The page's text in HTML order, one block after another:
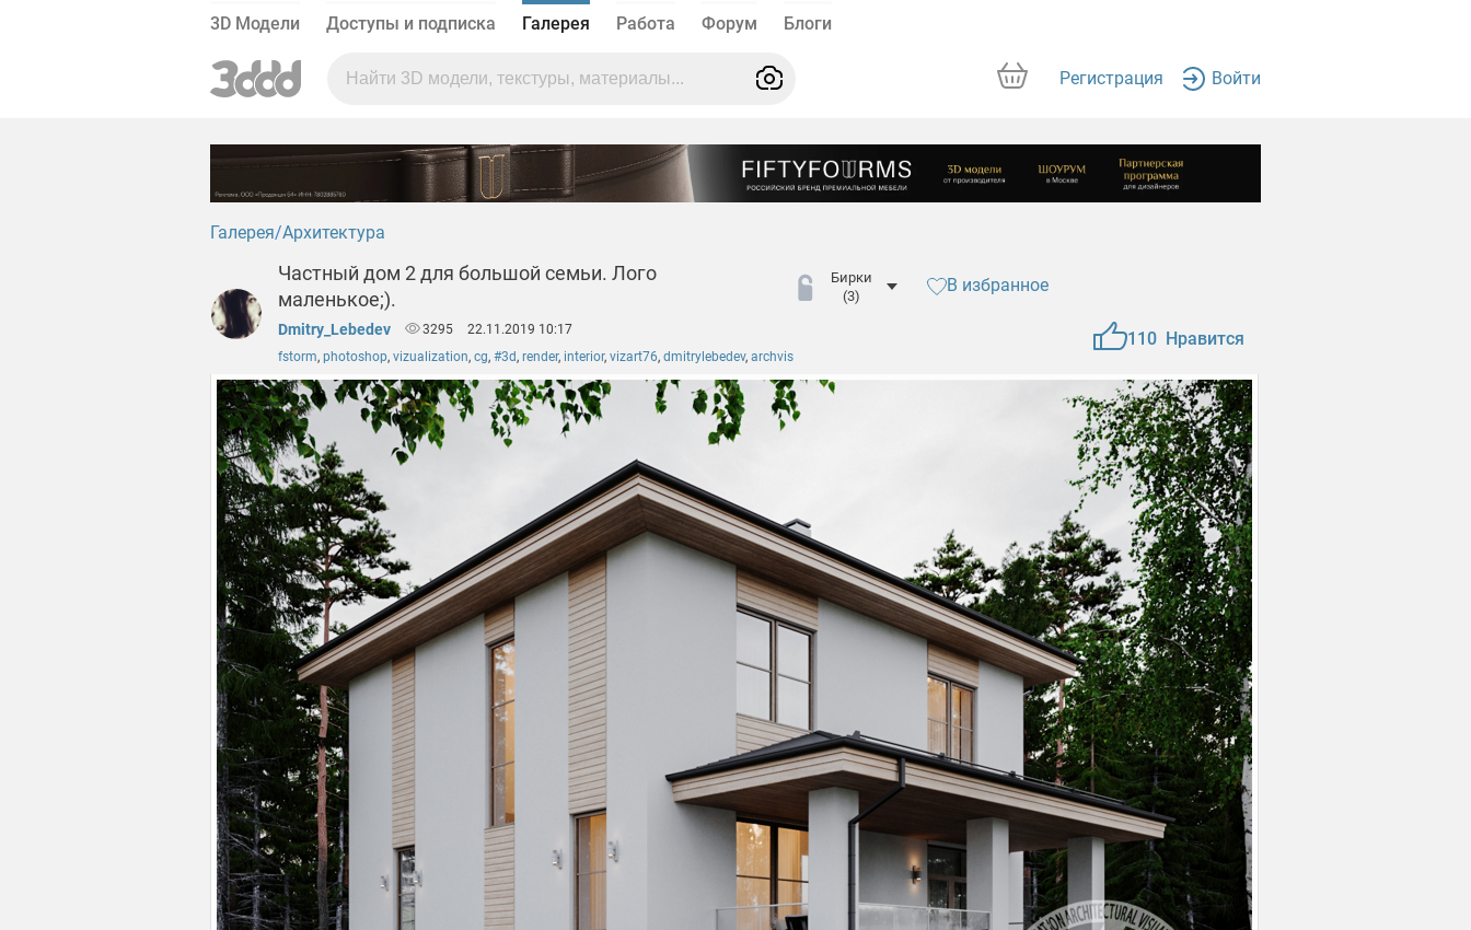
3D Модели Доступы и подписка Галерея Работа Форум Блоги
Регистрация Войти
Галерея Архитектура
Частный дом 2 для большой семьи. Лого
маленькое;).
Бирки
(3)
В избранное
Dmitry_Lebedev 3295
22.11.2019 10:17
fstorm, photoshop, vizualization, cg, #3d, render, interior, vizart76, dmitrylebedev, archvis
110 Нравится